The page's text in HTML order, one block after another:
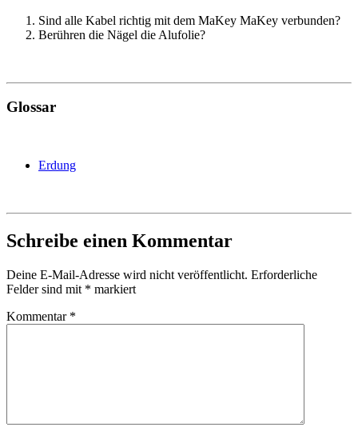
Sind alle Kabel richtig mit dem MaKey MaKey verbunden?
Berühren die Nägel die Alufolie?
Glossar
Erdung
Schreibe einen Kommentar
Deine E-Mail-Adresse wird nicht veröffentlicht. Erforderliche
Felder sind mit * markiert
Kommentar *